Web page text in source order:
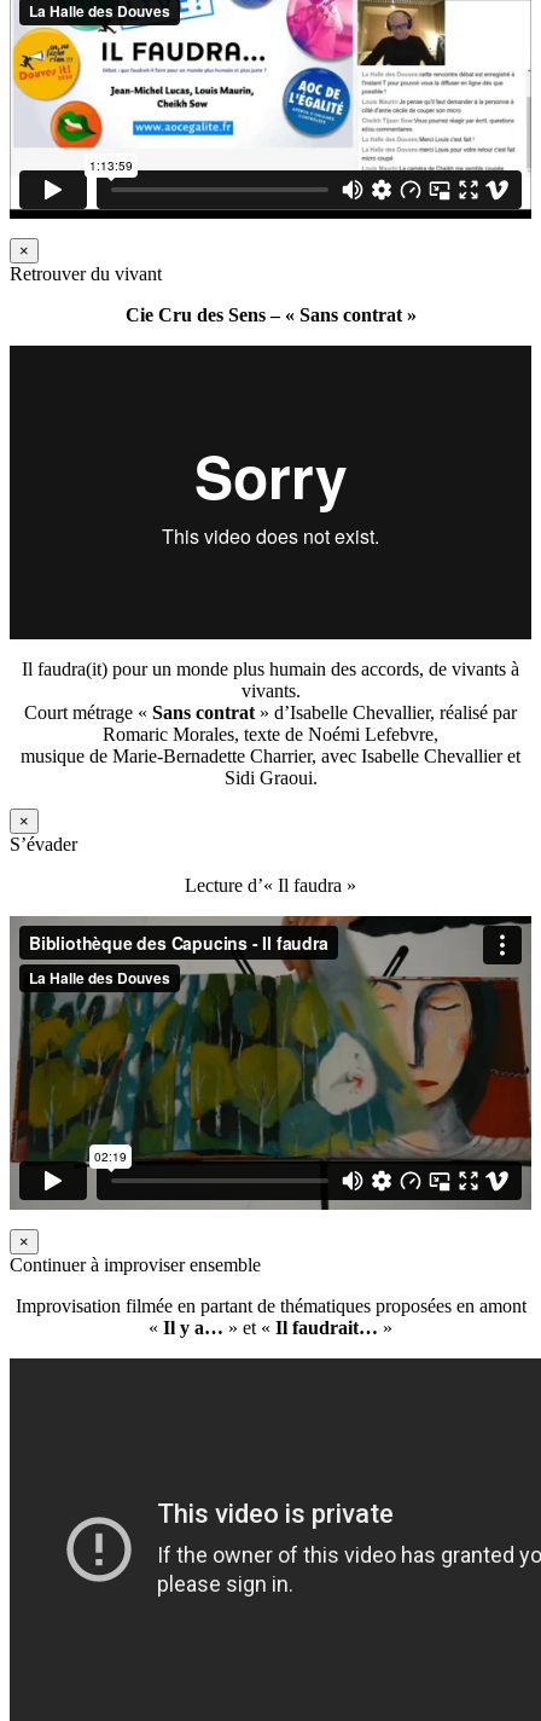
×
Retrouver du vivant
Cie Cru des Sens – « Sans contrat »
Il faudra(it) pour un monde plus humain des accords, de vivants à
vivants.
Court métrage « Sans contrat » d’Isabelle Chevallier, réalisé par
Romaric Morales, texte de Noémi Lefebvre,
musique de Marie-Bernadette Charrier, avec Isabelle Chevallier et
Sidi Graoui.
×
S’évader
Lecture d’« Il faudra »
×
Continuer à improviser ensemble
Improvisation filmée en partant de thématiques proposées en amont
« Il y a… » et « Il faudrait… »